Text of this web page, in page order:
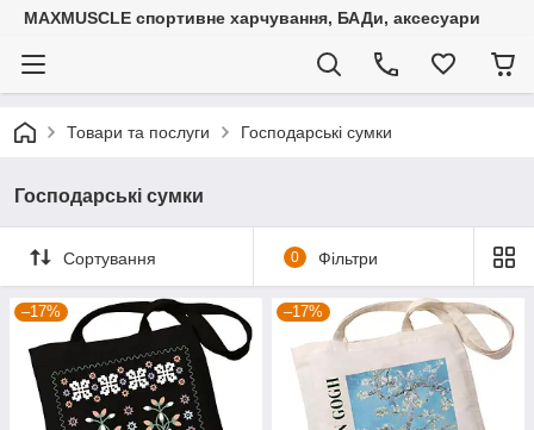
MAXMUSCLE спортивне харчування, БАДи, аксесуари
Товари та послуги Господарські сумки
Господарські сумки
Сортування 0 Фільтри
–17% –17%